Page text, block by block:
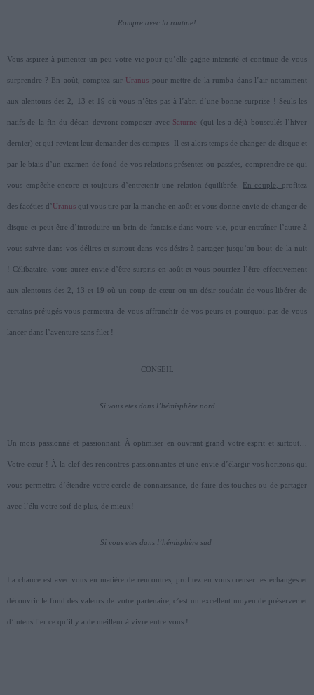
Rompre avec la routine!
Vous aspirez à pimenter un peu votre vie pour qu’elle gagne intensité et continue de vous
surprendre ? En août, comptez sur Uranus pour mettre de la rumba dans l’air notamment
aux alentours des 2, 13 et 19 où vous n’êtes pas à l’abri d’une bonne surprise ! Seuls les
natifs de la fin du décan devront composer avec Saturne (qui les a déjà bousculés l’hiver
dernier) et qui revient leur demander des comptes. Il est alors temps de changer de disque et
par le biais d’un examen de fond de vos relations présentes ou passées, comprendre ce qui
vous empêche encore et toujours d’entretenir une relation équilibrée. En couple, profitez
des facéties d’ Uranus qui vous tire par la manche en août et vous donne envie de changer de
disque et peut-être d’introduire un brin de fantaisie dans votre vie, pour entraîner l’autre à
vous suivre dans vos délires et surtout dans vos désirs à partager jusqu’au bout de la nuit
! Célibataire,vous aurez envie d’être surpris en août et vous pourriez l’être effectivement
aux alentours des 2, 13 et 19 où un coup de cœur ou un désir soudain de vous libérer de
certains préjugés vous permettra de vous affranchir de vos peurs et pourquoi pas de vous
lancer dans l’aventure sans filet !
CONSEIL
Si vous etes dans l’hémisphère nord
Un mois passionné et passionnant. À optimiser en ouvrant grand votre esprit et surtout…
Votre cœur ! À la clef des rencontres passionnantes et une envie d’élargir vos horizons qui
vous permettra d’étendre votre cercle de connaissance, de faire des touches ou de partager
avec l’élu votre soif de plus, de mieux!
Si vous etes dans l’hémisphère sud
La chance est avec vous en matière de rencontres, profitez en vous creuser les échanges et
découvrir le fond des valeurs de votre partenaire, c’est un excellent moyen de préserver et
d’intensifier ce qu’il y a de meilleur à vivre entre vous !